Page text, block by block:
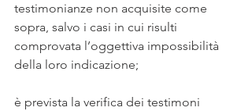
testimonianze non acquisite come
sopra, salvo i casi in cui risulti
comprovata l’oggettiva impossibilità
della loro indicazione;
è prevista la verifica dei testimoni